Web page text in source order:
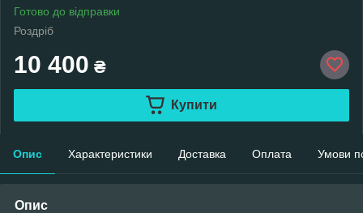
Готово до відправки
Роздріб
10 400 ₴
Купити
Опис Характеристики Доставка Оплата Умови
Опис